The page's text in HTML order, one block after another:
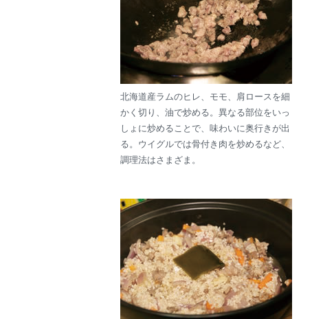
北海道産ラムのヒレ、モモ、肩ロースを細
かく切り、油で炒める。異なる部位をいっ
しょに炒めることで、味わいに奥行きが出
る。ウイグルでは骨付き肉を炒めるなど、
調理法はさまざま。